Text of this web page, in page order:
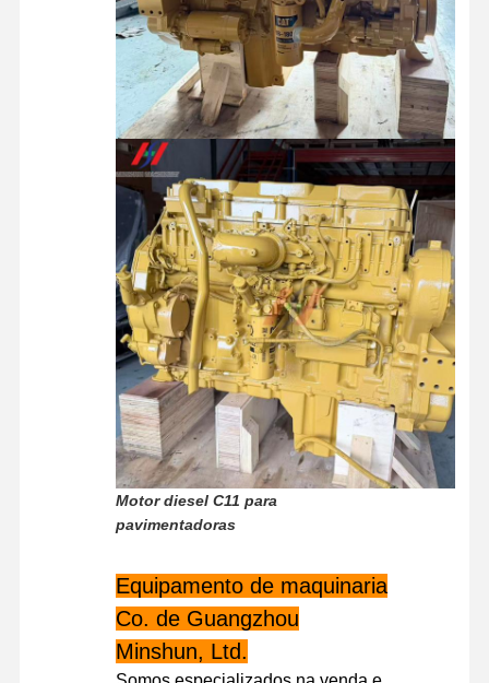
Sistema de controlo eletrônico
componentes elétricos do motor
Sistema de combustível do motor
Peças Hidráulicas de Escavadeira
peças sobresselentes da máquina escavadora
Motor diesel C11 para
pavimentadoras
Equipamento de maquinaria
Co. de Guangzhou
Minshun, Ltd.